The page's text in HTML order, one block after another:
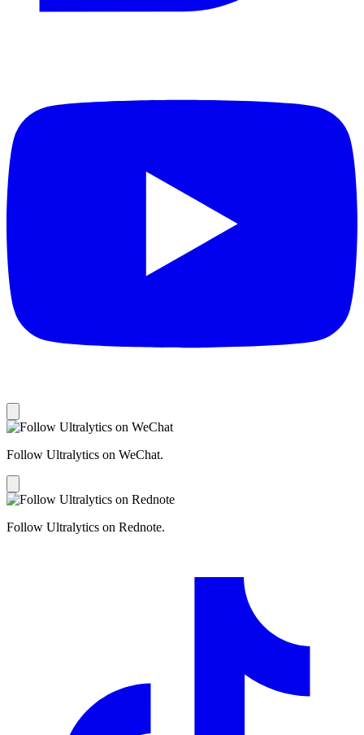
Follow Ultralytics on WeChat.
Follow Ultralytics on Rednote.